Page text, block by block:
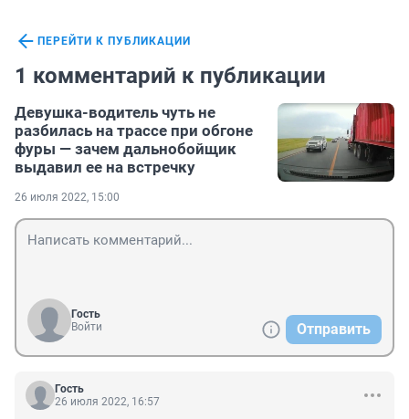
ПЕРЕЙТИ К ПУБЛИКАЦИИ
1 комментарий к публикации
Девушка-водитель чуть не
разбилась на трассе при обгоне
фуры — зачем дальнобойщик
выдавил ее на встречку
26 июля 2022, 15:00
Гость
Войти
Отправить
Гость
26 июля 2022, 16:57